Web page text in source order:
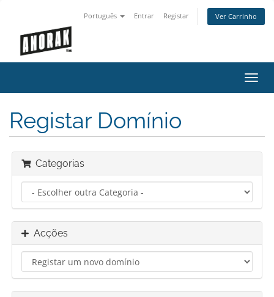
Português Entrar Registar Ver Carrinho
Registar Domínio
Categorias
Acções